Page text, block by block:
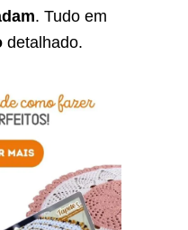
. Tudo em
detalhado.